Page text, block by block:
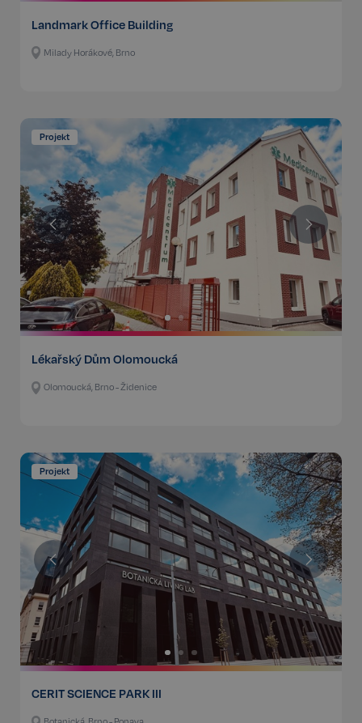
Landmark Office Building
Milady Horákové, Brno
Projekt
Lékařský Dům Olomoucká
Olomoucká, Brno - Židenice
Projekt
CERIT SCIENCE PARK III